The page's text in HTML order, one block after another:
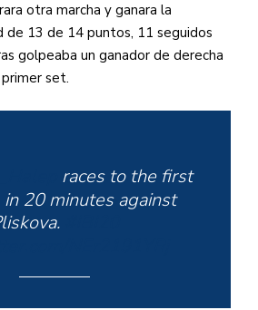
otra marcha y ganara la
de 13 de 14 puntos, 11 seguidos
golpeaba un ganador de derecha
set.
races to the first
20 minutes against